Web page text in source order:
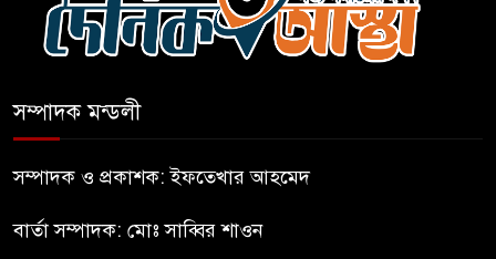
বোমা হামলার আশঙ্কায় সারাদেশে
ইউনূস
নাটোরে পর্যটনমন্ত্রীকে হত্যার চেষ্টা;
সম্পাদক মন্ডলী
সম্পাদক ও প্রকাশক: ইফতেখার আহমেদ
বার্তা সম্পাদক: মোঃ সাব্বির শাওন